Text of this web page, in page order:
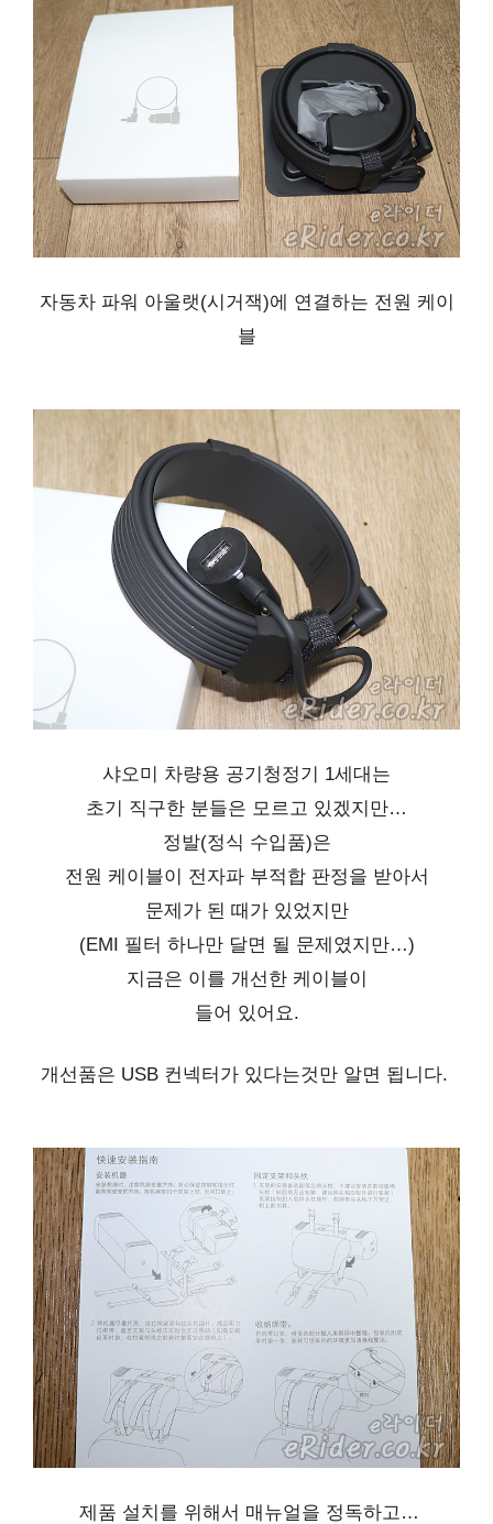
자동차 파워 아울랫(시거잭)에 연결하는 전원 케이
블
샤오미 차량용 공기청정기 1세대는
초기 직구한 분들은 모르고 있겠지만…
정발(정식 수입품)은
전원 케이블이 전자파 부적합 판정을 받아서
문제가 된 때가 있었지만
(EMI 필터 하나만 달면 될 문제였지만…)
지금은 이를 개선한 케이블이
들어 있어요.
개선품은 USB 컨넥터가 있다는것만 알면 됩니다.
제품 설치를 위해서 매뉴얼을 정독하고…